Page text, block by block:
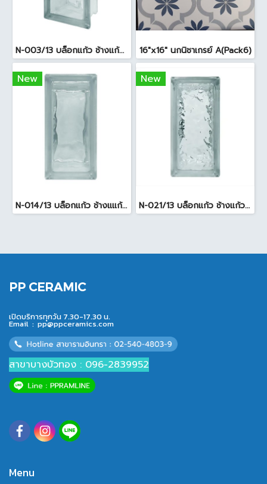
N-003/13 บล็อกแก้ว ช้างแก้ว WOW พริ้วแก้ว ( 24x11.5x8cm ) 16"x16" นกนิชาเกรย์ A(Pack6)
New
N-014/13 บล็อกแก้ว ช้างแแก้ว WOW หยาดเพชร ( 24x11.5x8 cm.)
New
N-021/13 บล็อกแก้ว ช้างแก้ว WOW แก้วประดับฟ้า ( 24X11.5X8cm )
PP CERAMIC
เปิดบริการทุกวัน 7.30-17.30 น.
Email : pp@ppceramics.com
สาขาบางบัวทอง : 096-2839952
Menu